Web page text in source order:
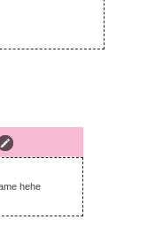
feira, julho 24, 2020
hehe